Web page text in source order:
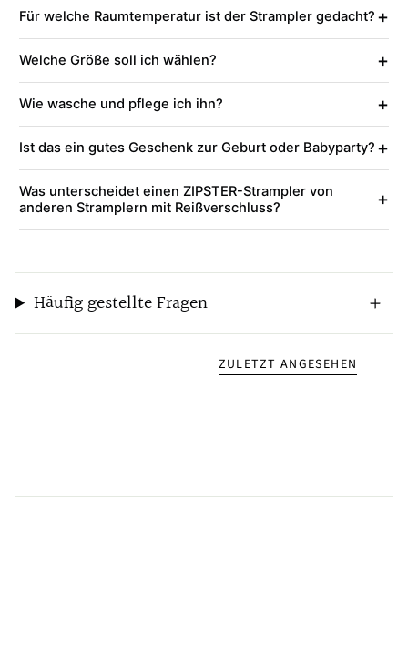
Für welche Raumtemperatur ist der Strampler gedacht? +
Welche Größe soll ich wählen? +
Wie wasche und pflege ich ihn? +
Ist das ein gutes Geschenk zur Geburt oder Babyparty? +
Was unterscheidet einen ZIPSTER-Strampler von
anderen Stramplern mit Reißverschluss?
+
Häufig gestellte Fragen
ZULETZT ANGESEHEN